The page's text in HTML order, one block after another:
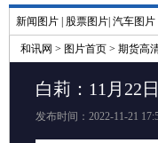
新闻图片 股票图片 汽车图片
和讯网 > 图片首页 > 期货高
白莉：11月22
发布时间：2022-11-21